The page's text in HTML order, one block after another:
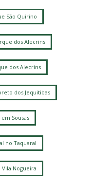
São Quirino
dos Alecrins
dos Alecrins
dos Jequitibas
Sousas
no Taquaral
Nogueira